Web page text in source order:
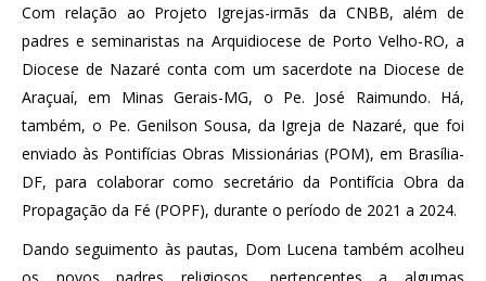
Com relação ao Projeto Igrejas-irmãs da CNBB, além de
padres e seminaristas na Arquidiocese de Porto Velho-RO, a
Diocese de Nazaré conta com um sacerdote na Diocese de
Araçuaí, em Minas Gerais-MG, o Pe. José Raimundo. Há,
também, o Pe. Genilson Sousa, da Igreja de Nazaré, que foi
enviado às Pontifícias Obras Missionárias (POM), em Brasília-
DF, para colaborar como secretário da Pontifícia Obra da
Propagação da Fé (POPF), durante o período de 2021 a 2024.
Dando seguimento às pautas, Dom Lucena também acolheu